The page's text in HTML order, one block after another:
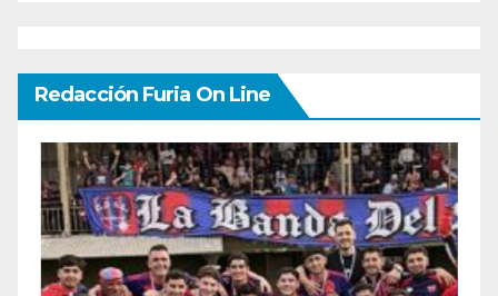
Redacción Furia On Line